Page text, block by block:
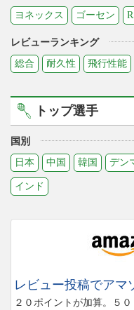
ヨネックス
ゴーセン
レビューランキング
総合
耐久性 飛行性能
トップ選手
国別
日本
中国 韓国 デン
インド
レビュー投稿でアマ
２０ポイントが加算。５